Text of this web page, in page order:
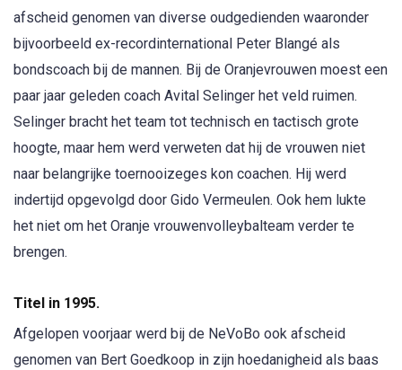
afscheid genomen van diverse oudgedienden waaronder
bijvoorbeeld ex-recordinternational Peter Blangé als
bondscoach bij de mannen. Bij de Oranjevrouwen moest een
paar jaar geleden coach Avital Selinger het veld ruimen.
Selinger bracht het team tot technisch en tactisch grote
hoogte, maar hem werd verweten dat hij de vrouwen niet
naar belangrijke toernooizeges kon coachen. Hij werd
indertijd opgevolgd door Gido Vermeulen. Ook hem lukte
het niet om het Oranje vrouwenvolleybalteam verder te
brengen.
Titel in 1995.
Afgelopen voorjaar werd bij de NeVoBo ook afscheid
genomen van Bert Goedkoop in zijn hoedanigheid als baas